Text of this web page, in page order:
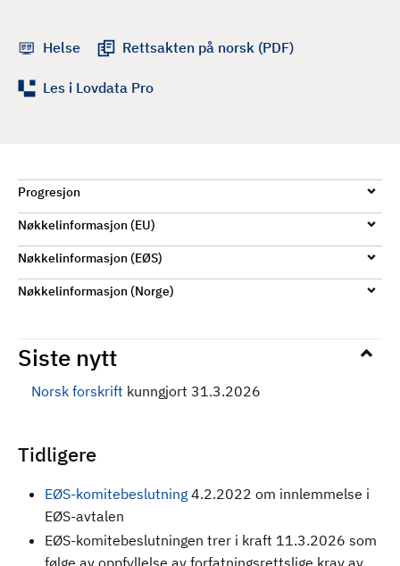
Helse Rettsakten på norsk (PDF)
Les i Lovdata Pro
Progresjon
Nøkkelinformasjon (EU)
Nøkkelinformasjon (EØS)
Nøkkelinformasjon (Norge)
Siste nytt
Norsk forskrift kunngjort 31.3.2026
Tidligere
EØS-komitebeslutning 4.2.2022 om innlemmelse i
EØS-avtalen
EØS-komitebeslutningen trer i kraft 11.3.2026 som
følge av oppfyllelse av forfatningsrettslige krav av